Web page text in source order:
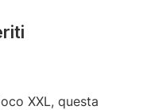
XXL, questa